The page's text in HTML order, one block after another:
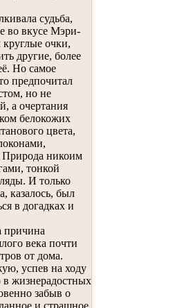
судьба,
во вкусе Мэри-
очки,
другие, более
Но самое
предпочитал
но не
а очертания
белокожих
цвета,
Природа никоим
тонкой
И только
казалось, был
в догадках и
причина
века почти
от дома.
успев на ходу
в жизнерадостных
забыв о
и страшное